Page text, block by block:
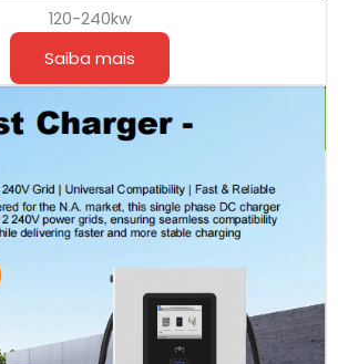
120-240kw
Saiba mais